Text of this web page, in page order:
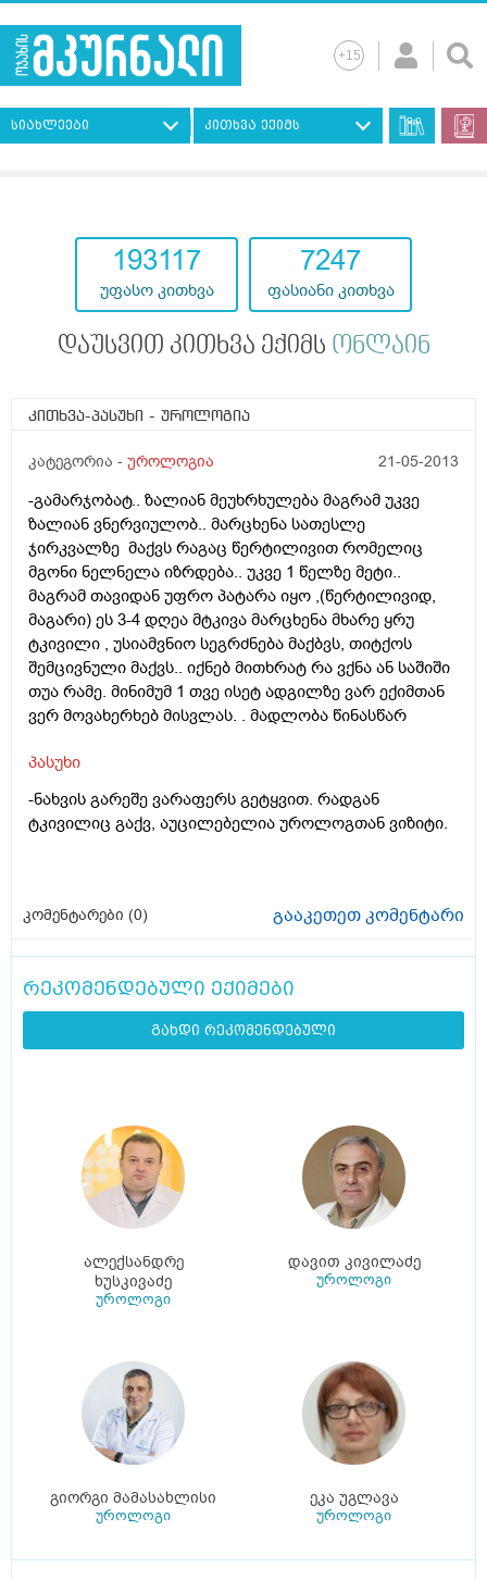
სიახლეები კითხვა ექიმს
193117
უფასო კითხვა
7247
ფასიანი კითხვა
დაუსვით კითხვა ექიმს ონლაინ
კითხვა-პასუხი - უროლოგია
კატეგორია - უროლოგია 21-05-2013
-გამარჯობატ.. ზალიან მეუხრხულება მაგრამ უკვე
ზალიან ვნერვიულობ.. მარცხენა სათესლე
ჯირკვალზე მაქვს რაგაც წერტილივით რომელიც
მგონი ნელნელა იზრდება.. უკვე 1 წელზე მეტი..
მაგრამ თავიდან უფრო პატარა იყო ,(წერტილივიდ,
მაგარი) ეს 3-4 დღეა მტკივა მარცხენა მხარე ყრუ
ტკივილი , უსიამვნიო სეგრძნება მაქბვს, თიტქოს
შემცივნული მაქვს.. იქნებ მითხრატ რა ვქნა ან საშიში
თუა რამე. მინიმუმ 1 თვე ისეტ ადგილზე ვარ ექიმთან
ვერ მოვახერხებ მისვლას. . მადლობა წინასწარ
პასუხი
-ნახვის გარეშე ვარაფერს გეტყვით. რადგან
ტკივილიც გაქვ, აუცილებელია უროლოგთან ვიზიტი.
კომენტარები (0) გააკეთეთ კომენტარი
რეკომენდებული ექიმები
გახდი რეკომენდებული
ალექსანდრე
ხუსკივაძე
უროლოგი
დავით კივილაძე
უროლოგი
გიორგი მამასახლისი
უროლოგი
ეკა უგლავა
უროლოგი